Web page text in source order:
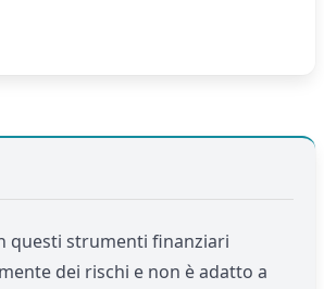
questi strumenti finanziari
dei rischi e non è adatto a